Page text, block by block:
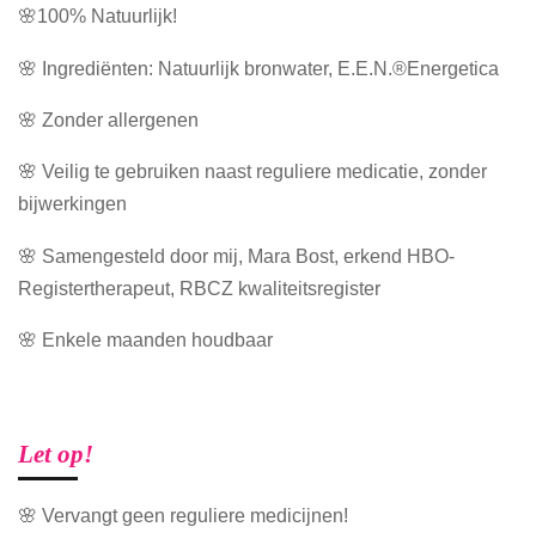
🌸100% Natuurlijk!
🌸 Ingrediënten: Natuurlijk bronwater, E.E.N.®Energetica
🌸 Zonder allergenen
🌸 Veilig te gebruiken naast reguliere medicatie, zonder
bijwerkingen
🌸 Samengesteld door mij, Mara Bost, erkend HBO-
Registertherapeut, RBCZ kwaliteitsregister
🌸 Enkele maanden houdbaar
Let op!
🌸 Vervangt geen reguliere medicijnen!